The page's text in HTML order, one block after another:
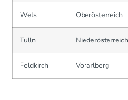
Wels Oberösterreich
Tulln Niederösterreich
Feldkirch Vorarlberg